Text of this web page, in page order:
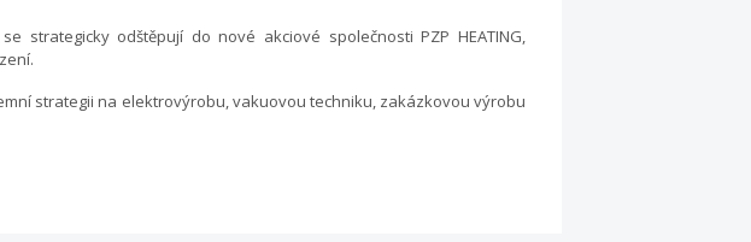
strategicky odštěpují do nové akciové společnosti PZP HEATING,
strategii na elektrovýrobu, vakuovou techniku, zakázkovou výrobu